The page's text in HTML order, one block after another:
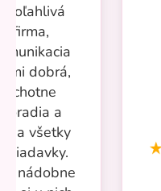
firma,
dobrá,
ochotne
poradia a
všetky
nádobne